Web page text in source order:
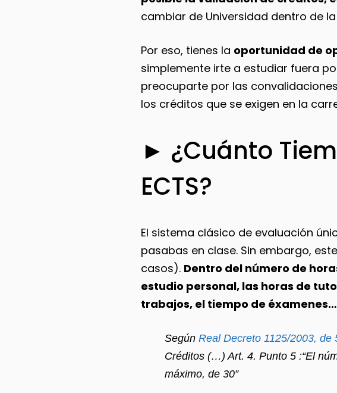
cambiar de Universidad dentro de
Por eso, tienes la oportunidad de
simplemente irte a estudiar fuera
preocuparte por las
los créditos que se exigen en la
► ¿Cuánto
ECTS?
El sistema clásico de evaluación
pasabas en clase. Sin embargo,
casos). Dentro del número de
estudio personal, las horas de
trabajos, el tiempo de éxamenes…
Según Real Decreto 1125/2003, de
Créditos (…) Art. 4. Punto 5 :“El
máximo, de 30”